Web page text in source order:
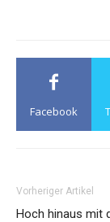
Facebook
Vorheriger Artikel
Hoch hinaus mit